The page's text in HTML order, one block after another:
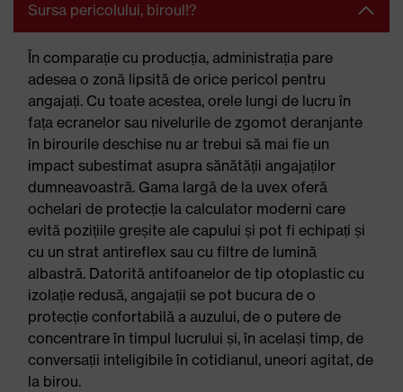
Sursa pericolului, biroul!?
În comparație cu producția, administrația pare
adesea o zonă lipsită de orice pericol pentru
angajați. Cu toate acestea, orele lungi de lucru în
fața ecranelor sau nivelurile de zgomot deranjante
în birourile deschise nu ar trebui să mai fie un
impact subestimat asupra sănătății angajaților
dumneavoastră. Gama largă de la uvex oferă
ochelari de protecție la calculator moderni care
evită pozițiile greșite ale capului și pot fi echipați și
cu un strat antireflex sau cu filtre de lumină
albastră. Datorită antifoanelor de tip otoplastic cu
izolație redusă, angajații se pot bucura de o
protecție confortabilă a auzului, de o putere de
concentrare în timpul lucrului și, în același timp, de
conversații inteligibile în cotidianul, uneori agitat, de
la birou.